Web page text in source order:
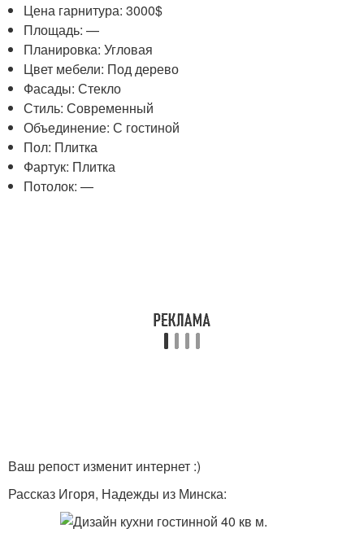
Цена гарнитура: 3000$
Площадь: —
Планировка: Угловая
Цвет мебели: Под дерево
Фасады: Стекло
Стиль: Современный
Объединение: С гостиной
Пол: Плитка
Фартук: Плитка
Потолок: —
Ваш репост изменит интернет :)
Рассказ Игоря, Надежды из Минска: